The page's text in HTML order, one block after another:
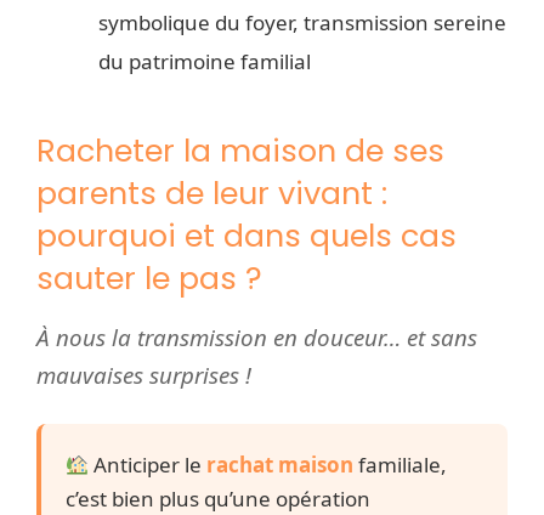
symbolique du foyer, transmission sereine
du patrimoine familial
Racheter la maison de ses
parents de leur vivant :
pourquoi et dans quels cas
sauter le pas ?
À nous la transmission en douceur… et sans
mauvaises surprises !
Anticiper le rachat maison familiale,
c’est bien plus qu’une opération